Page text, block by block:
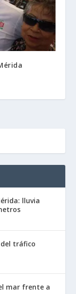
lluvia
tráfico
mar frente a